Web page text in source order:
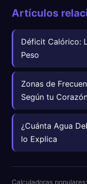
Artículos
Déficit Calórico:
Peso
Zonas de
Según tu
¿Cuánta Agua
lo Explica
Calculadoras populares: